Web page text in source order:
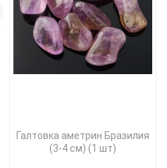
Галтовка аметрин Бразилия
(3-4 см) (1 шт)